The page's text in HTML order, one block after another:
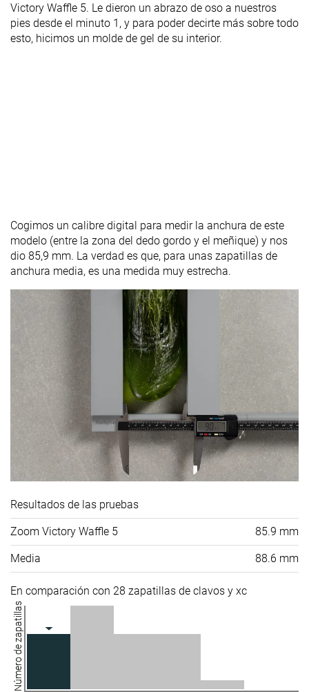
Victory Waffle 5. Le dieron un abrazo de oso a nuestros
pies desde el minuto 1, y para poder decirte más sobre todo
esto, hicimos un molde de gel de su interior.
Cogimos un calibre digital para medir la anchura de este
modelo (entre la zona del dedo gordo y el meñique) y nos
dio 85,9 mm. La verdad es que, para unas zapatillas de
anchura media, es una medida muy estrecha.
Resultados de las pruebas
Zoom Victory Waffle 5 85.9 mm
Media 88.6 mm
En comparación con 28 zapatillas de clavos y xc
Número de zapatillas